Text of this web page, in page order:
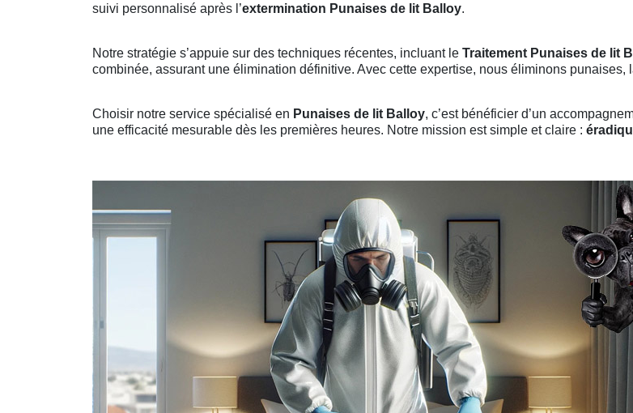
suivi personnalisé après l’extermination Punaises de lit Balloy.
Notre stratégie s’appuie sur des techniques récentes, incluant le Traitement Punaises de lit
combinée, assurant une élimination définitive. Avec cette expertise, nous éliminons
Choisir notre service spécialisé en Punaises de lit Balloy, c’est bénéficier d’un
une efficacité mesurable dès les premières heures. Notre mission est simple et claire :